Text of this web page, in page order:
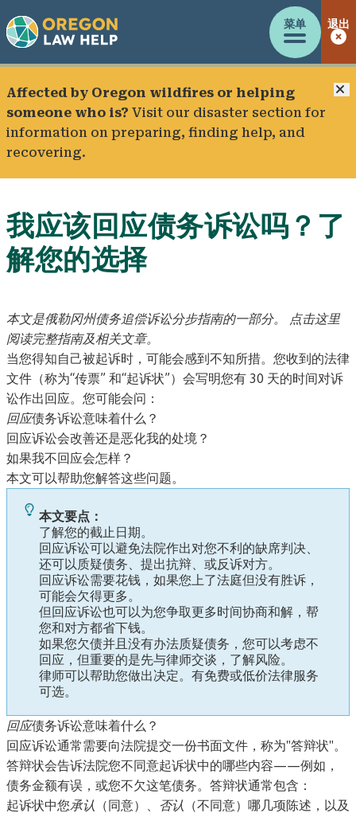
菜单 退出
Affected by Oregon wildfires or helping
someone who is? Visit our disaster section for
information on preparing, finding help, and
recovering.
我应该回应债务诉讼吗？了
解您的选择
本文是俄勒冈州债务追偿诉讼分步指南的一部分。
点击这里
阅读完整指南及相关文章。
当您得知自己被起诉时，可能会感到不知所措。您收到的法律
文件（称为“传票” 和“起诉状”）会写明您有 30 天的时间对诉
讼作出回应。您可能会问：
回应债务诉讼意味着什么？
回应诉讼会改善还是恶化我的处境？
如果我不回应会怎样？
本文可以帮助您解答这些问题。
本文要点：
了解您的截止日期。
回应诉讼可以避免法院作出对您不利的缺席判决、
还可以质疑债务、提出抗辩、或反诉对方。
回应诉讼需要花钱，如果您上了法庭但没有胜诉，
可能会欠得更多。
但回应诉讼也可以为您争取更多时间协商和解，帮
您和对方都省下钱。
如果您欠债并且没有办法质疑债务，您可以考虑不
回应，但重要的是先与律师交谈，了解风险。
律师可以帮助您做出决定。有免费或低价法律服务
可选。
回应债务诉讼意味着什么？
回应诉讼通常需要向法院提交一份书面文件，称为"答辩状"。
答辩状会告诉法院您不同意起诉状中的哪些内容——例如，
债务金额有误，或您不欠这笔债务。答辩状通常包含：
起诉状中您承认 （同意）、 否认 （不同意）哪几项陈述，以及